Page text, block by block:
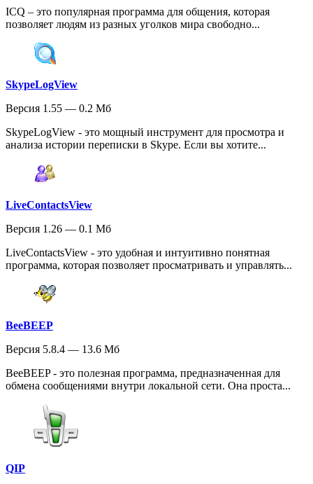
ICQ – это популярная программа для общения, которая
позволяет людям из разных уголков мира свободно...
SkypeLogView
Версия 1.55 — 0.2 Мб
SkypeLogView - это мощный инструмент для просмотра и
анализа истории переписки в Skype. Если вы хотите...
LiveContactsView
Версия 1.26 — 0.1 Мб
LiveContactsView - это удобная и интуитивно понятная
программа, которая позволяет просматривать и управлять...
BeeBEEP
Версия 5.8.4 — 13.6 Мб
BeeBEEP - это полезная программа, предназначенная для
обмена сообщениями внутри локальной сети. Она проста...
QIP